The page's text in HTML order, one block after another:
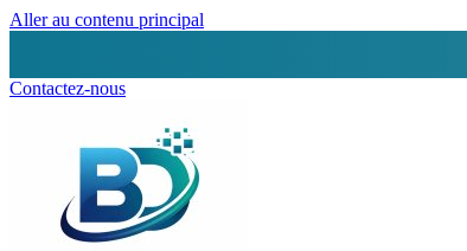
Aller au contenu principal
Contactez-nous